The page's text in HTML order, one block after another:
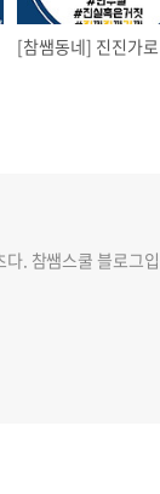
. 참쌤스쿨 블로그